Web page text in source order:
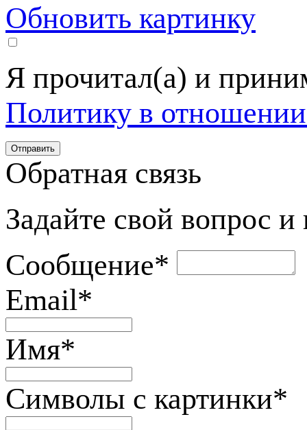
Обновить картинку
Я прочитал(а) и
Политику в
Обратная связь
Задайте свой вопрос
Сообщение*
Email*
Имя*
Символы с картинки*